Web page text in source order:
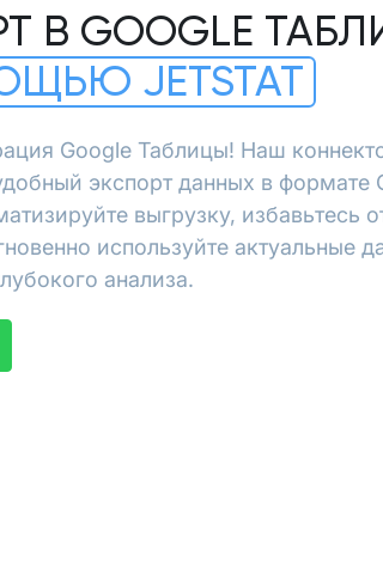
В GOOGLE
JETSTAT
Google Таблицы! Наш
экспорт данных в формате
выгрузку, избавьтесь
используйте актуальные
анализа.